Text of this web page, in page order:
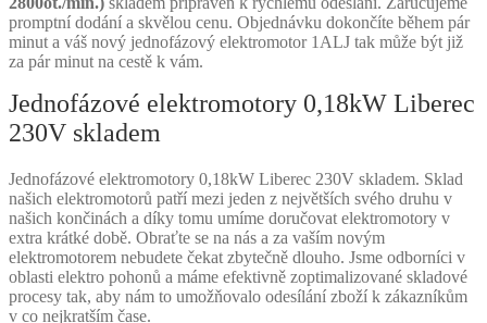
promptní dodání a skvělou cenu. Objednávku dokončíte během pár
minut a váš nový jednofázový elektromotor 1ALJ tak může být již
za pár minut na cestě k vám.
Jednofázové elektromotory 0,18kW Liberec
230V skladem
Jednofázové elektromotory 0,18kW Liberec 230V skladem. Sklad
našich elektromotorů patří mezi jeden z největších svého druhu v
našich končinách a díky tomu umíme doručovat elektromotory v
extra krátké době. Obraťte se na nás a za vaším novým
elektromotorem nebudete čekat zbytečně dlouho. Jsme odborníci v
oblasti elektro pohonů a máme efektivně zoptimalizované skladové
procesy tak, aby nám to umožňovalo odesílání zboží k zákazníkům
v co nejkratším čase.